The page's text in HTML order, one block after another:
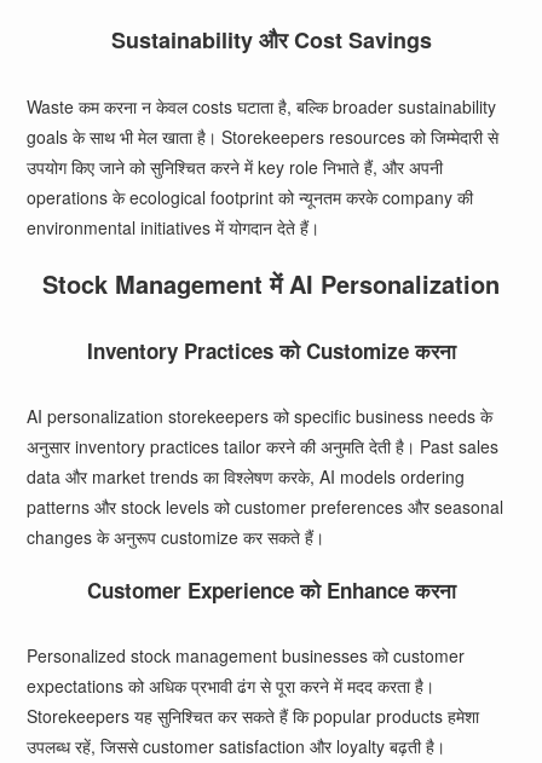
Sustainability और Cost Savings
Waste कम करना न केवल costs घटाता है, बल्कि broader sustainability
goals के साथ भी मेल खाता है। Storekeepers resources को जिम्मेदारी से
उपयोग किए जाने को सुनिश्चित करने में key role निभाते हैं, और अपनी
operations के ecological footprint को न्यूनतम करके company की
environmental initiatives में योगदान देते हैं।
Stock Management में AI Personalization
Inventory Practices को Customize करना
AI personalization storekeepers को specific business needs के
अनुसार inventory practices tailor करने की अनुमति देती है। Past sales
data और market trends का विश्लेषण करके, AI models ordering
patterns और stock levels को customer preferences और seasonal
changes के अनुरूप customize कर सकते हैं।
Customer Experience को Enhance करना
Personalized stock management businesses को customer
expectations को अधिक प्रभावी ढंग से पूरा करने में मदद करता है।
Storekeepers यह सुनिश्चित कर सकते हैं कि popular products हमेशा
उपलब्ध रहें, जिससे customer satisfaction और loyalty बढ़ती है।